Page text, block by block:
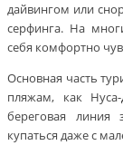
дайвингом или
серфинга. На
себя комфортно
Основная часть
пляжам, как
береговая
купаться даже с